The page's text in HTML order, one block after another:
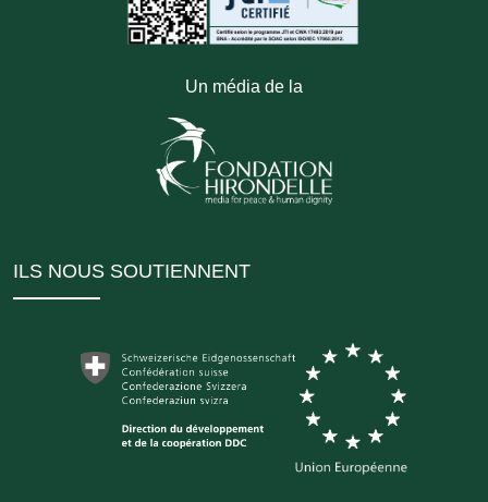
Un média de la
ILS NOUS SOUTIENNENT